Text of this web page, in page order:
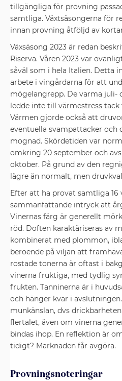
tillgängliga för provning
samtliga. Växtsäsongerna för
innan provning åtföljd av
Växsäsong 2023 är redan
Riserva. Våren 2023 var
såväl som i hela Italien. Detta
arbete i vingårdarna för att
mögelangrepp. De varma juli-
ledde inte till värmestress tack
Värmen gjorde också att
eventuella svampattacker och
mognad. Skördetiden var
omkring 20 september och
oktober. På grund av den
lägre än normalt, men
Efter att ha provat samtliga
sammanfattande intryck att
Vinernas färg är generellt
röd. Doften karaktäriseras av
kombinerat med plommon,
beroende på viljan att
rostade tonerna är oftast i
vinerna fruktiga, med tydlig
frukten. Tanninerna är i
och hänger kvar i
munkänslan, dvs
flertalet, även om vinerna
bindas ihop. En reflektion är
tidigt? Marknaden får avgöra.
Provningsnoteringar